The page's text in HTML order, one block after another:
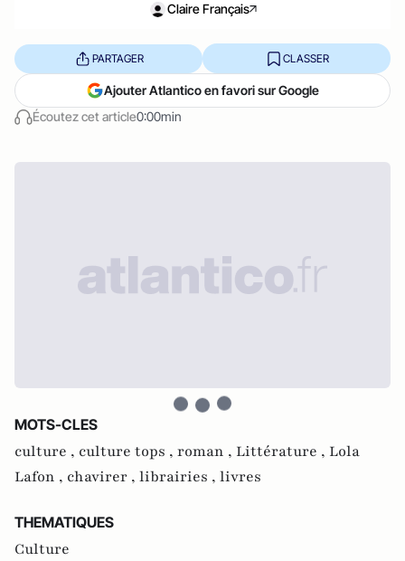
Claire Français
Écoutez cet article0:00min
PARTAGER CLASSER
Ajouter Atlantico en favori sur Google
MOTS-CLES
culture , culture tops , roman , Littérature , Lola
Lafon , chavirer , librairies , livres
THEMATIQUES
Culture